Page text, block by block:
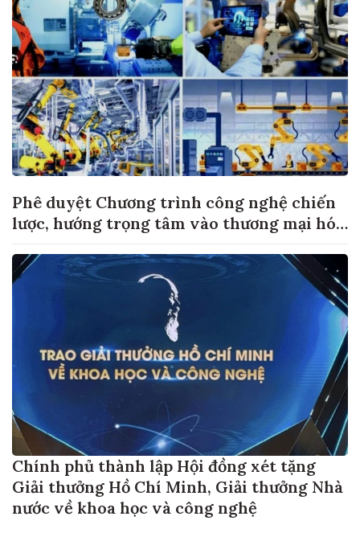
Phê duyệt Chương trình công nghệ chiến
lược, hướng trọng tâm vào thương mại hóa
Chính phủ thành lập Hội đồng xét tặng
Giải thưởng Hồ Chí Minh, Giải thưởng Nhà
nước về khoa học và công nghệ